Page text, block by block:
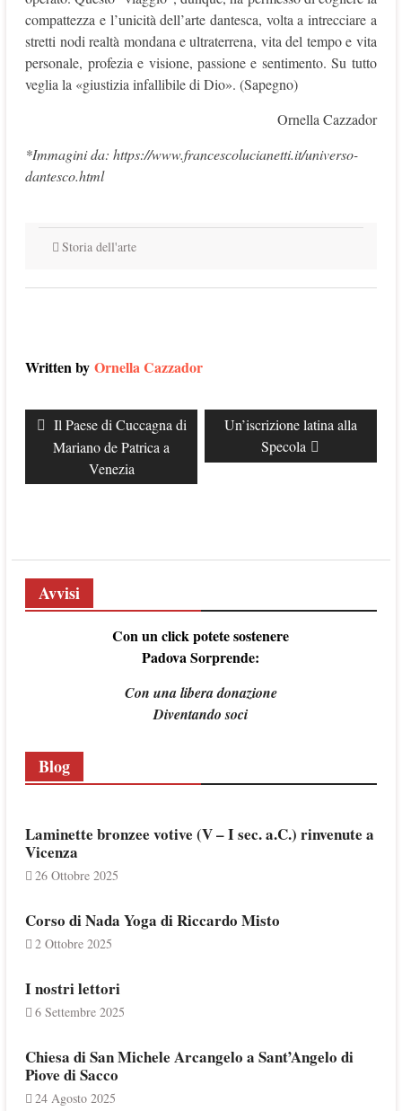
compattezza e l’unicità dell’arte dantesca, volta a intrecciare a
stretti nodi realtà mondana e ultraterrena, vita del tempo e vita
personale, profezia e visione, passione e sentimento. Su tutto
veglia la «giustizia infallibile di Dio». (Sapegno)
Ornella Cazzador
*Immagini da: https://www.francescolucianetti.it/universo-
dantesco.html
Storia dell'arte
Written byOrnella Cazzador
Navigazione
articoli
Previous
post:
Il Paese di Cuccagna di
Mariano de Patrica a
Venezia
Next
Un’iscrizione latina alla
Specola
Avvisi
Con un click potete sostenere
Padova Sorprende:
Con una libera donazione
Diventando soci
Blog
Laminette bronzee votive (V – I sec. a.C.) rinvenute a
Vicenza
26 Ottobre 2025
Corso di Nada Yoga di Riccardo Misto
2 Ottobre 2025
I nostri lettori
6 Settembre 2025
Chiesa di San Michele Arcangelo a Sant’Angelo di
Piove di Sacco
24 Agosto 2025